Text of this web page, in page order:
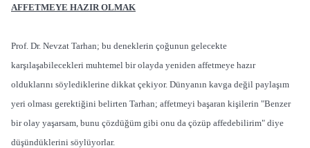
AFFETMEYE HAZIR OLMAK
Prof. Dr. Nevzat Tarhan; bu deneklerin çoğunun gelecekte
karşılaşabilecekleri muhtemel bir olayda yeniden affetmeye hazır
olduklarını söylediklerine dikkat çekiyor. Dünyanın kavga değil paylaşım
yeri olması gerektiğini belirten Tarhan; affetmeyi başaran kişilerin "Benzer
bir olay yaşarsam, bunu çözdüğüm gibi onu da çözüp affedebilirim" diye
düşündüklerini söylüyorlar.